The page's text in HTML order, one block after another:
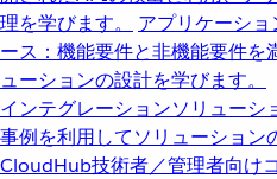
理を学びます。
アプリケーシ
ース：機能要件と非機能要件を
ューションの設計を学びます。
インテグレーションソリューシ
事例を利用してソリューション
CloudHub技術者／管理者向け